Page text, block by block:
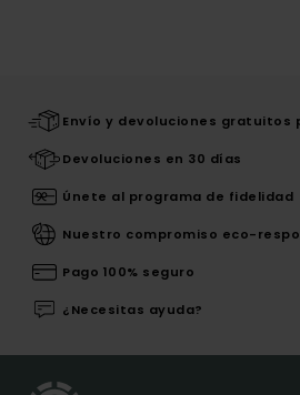
Envío y devoluciones gratuitos
Devoluciones en 30 días
Únete al programa de fidelidad
Nuestro compromiso eco-
Pago 100% seguro
¿Necesitas ayuda?